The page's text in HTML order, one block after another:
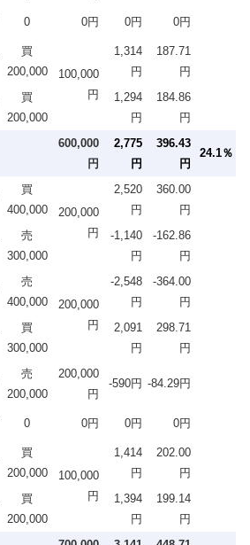
0 0円 0円 0円
買
200,000
100,000
円
1,314
円
187.71
円
買
200,000
1,294
円
184.86
円
600,000
円
2,775
円
396.43
円
24.1％
買
400,000
200,000
円
2,520
円
360.00
円
売
300,000
-1,140
円
-162.86
円
売
400,000
200,000
円
-2,548
円
-364.00
円
買
300,000
2,091
円
298.71
円
売
200,000
200,000
円
-590円 -84.29円
0 0円 0円 0円
買
200,000
100,000
円
1,414
円
202.00
円
買
200,000
1,394
円
199.14
円